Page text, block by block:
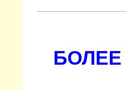
БОЛЕЕ